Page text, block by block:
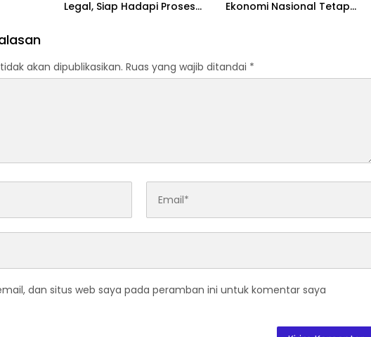
Legal, Siap Hadapi Proses
Ekonomi Nasional Tetap
akan dipublikasikan. Ruas yang wajib ditandai *
dan situs web saya pada peramban ini untuk komentar saya